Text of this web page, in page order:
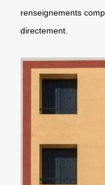
renseignements
directement.